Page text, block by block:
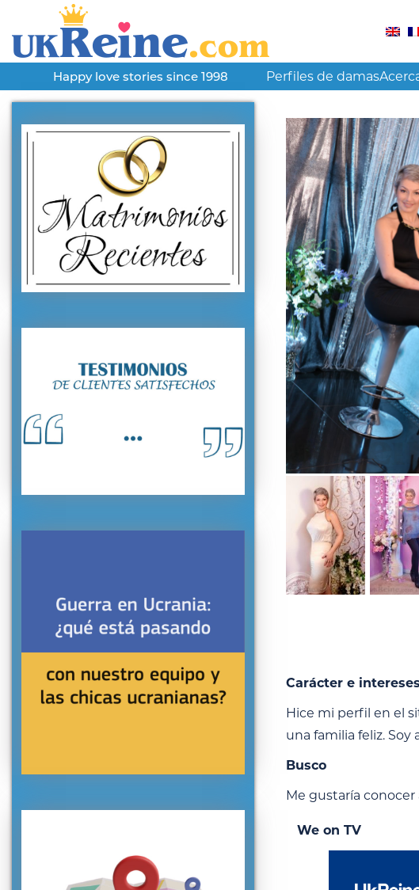
Happy love stories since 1998 Perfiles de damas
Carácter e intereses
Hice mi perfil en el
una familia feliz.
Busco
Me gustaría
We on TV